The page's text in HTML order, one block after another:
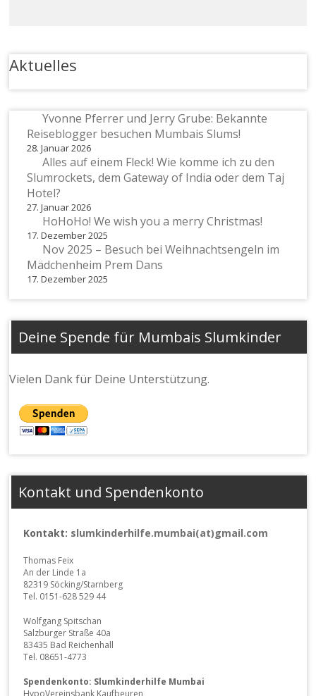
Aktuelles
Yvonne Pferrer und Jerry Grube: Bekannte
Reiseblogger besuchen Mumbais Slums!
28. Januar 2026
Alles auf einem Fleck! Wie komme ich zu den
Slumrockets, dem Gateway of India oder dem Taj
Hotel?
27. Januar 2026
HoHoHo! We wish you a merry Christmas!
17. Dezember 2025
Nov 2025 – Besuch bei Weihnachtsengeln im
Mädchenheim Prem Dans
17. Dezember 2025
Deine Spende für Mumbais Slumkinder
Vielen Dank für Deine Unterstützung.
Kontakt und Spendenkonto
Kontakt: slumkinderhilfe.mumbai(at)gmail.com
Thomas Feix
An der Linde 1a
82319 Söcking/Starnberg
Tel. 0151-628 529 44
Wolfgang Spitschan
Salzburger Straße 40a
83435 Bad Reichenhall
Tel. 08651-4773
Spendenkonto: Slumkinderhilfe Mumbai
HypoVereinsbank Kaufbeuren